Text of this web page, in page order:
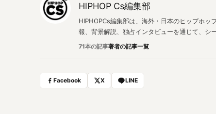
HIPHOP Cs編集部
HIPHOPCs編集部は、海外・日本のヒップホ
報、背景解説、独占インタビューを通じて、シ
71本の記事著者の記事一覧
Facebook X LINE